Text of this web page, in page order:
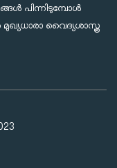
പിന്നിടുമ്പോള്‍
വൈദ്യശാസ്ത്ര